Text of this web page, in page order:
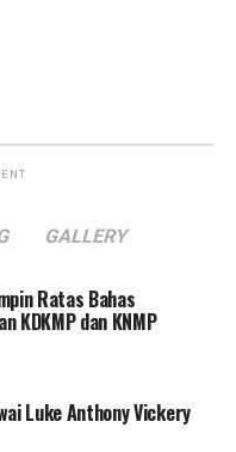
GALLERY
Ratas Bahas
KDKMP dan KNMP
Luke Anthony Vickery